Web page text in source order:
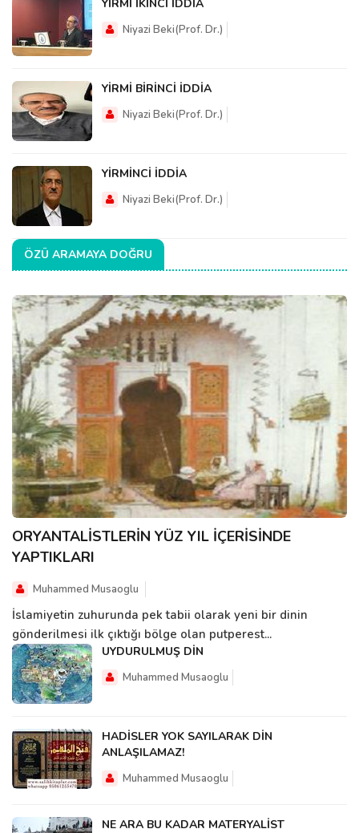
YİRMİ İKİNCİ İDDİA
Niyazi Beki(Prof. Dr.)
YİRMİ BİRİNCİ İDDİA
Niyazi Beki(Prof. Dr.)
YİRMİNCİ İDDİA
Niyazi Beki(Prof. Dr.)
ÖZÜ ARAMAYA DOĞRU
ORYANTALİSTLERİN YÜZ YIL İÇERİSİNDE
YAPTIKLARI
Muhammed Musaoglu
İslamiyetin zuhurunda pek tabii olarak yeni bir dinin
gönderilmesi ilk çıktığı bölge olan putperest...
UYDURULMUŞ DİN
Muhammed Musaoglu
HADİSLER YOK SAYILARAK DİN
ANLAŞILAMAZ!
Muhammed Musaoglu
NE ARA BU KADAR MATERYALİST